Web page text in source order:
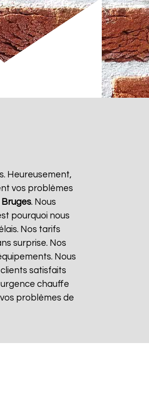
Heureusement,
vos problèmes
Bruges. Nous
pourquoi nous
Nos tarifs
surprise. Nos
Nous
satisfaits
chauffe
problèmes de